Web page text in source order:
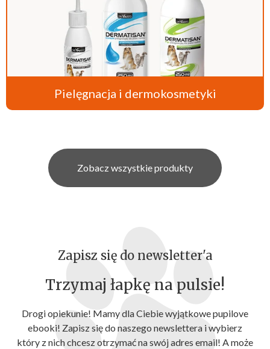
Pielęgnacja i dermokosmetyki
Zobacz wszystkie produkty
Zapisz się do newsletter'a
Trzymaj łapkę na pulsie!
Drogi opiekunie! Mamy dla Ciebie wyjątkowe pupilove
ebooki! Zapisz się do naszego newslettera i wybierz
który z nich chcesz otrzymać na swój adres email! A może